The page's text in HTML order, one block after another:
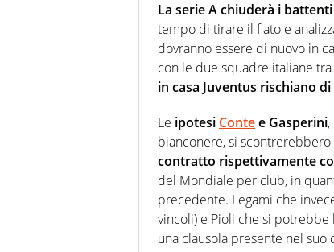
La serie A chiuderà i
tempo di tirare il fiato e
dovranno essere di nuovo in
con le due squadre italiane
in casa Juventus rischiano
Le ipotesi Contee Gasperini
bianconere, si
contratto rispettivamente
del Mondiale per club, in
precedente. Legami che
vincoli) e Pioli che si potrebbe
una clausola presente nel suo